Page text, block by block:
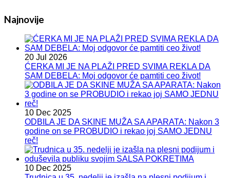
Najnovije
20 Jul 2026
ĆERKA MI JE NA PLAŽI PRED SVIMA REKLA DA
SAM DEBELA: Moj odgovor će pamtiti ceo život!
10 Dec 2025
ODBILA JE DA SKINE MUŽA SA APARATA: Nakon 3
godine on se PROBUDIO i rekao joj SAMO JEDNU
reč!
10 Dec 2025